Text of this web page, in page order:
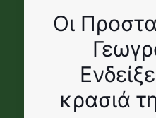
Οι
κρασιά